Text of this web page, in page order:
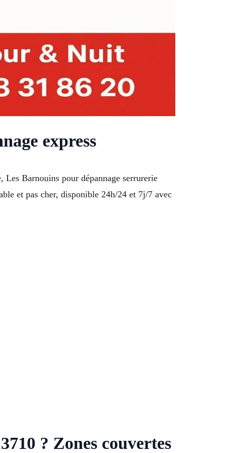
express
Barnouins pour dépannage serrurerie
et pas cher, disponible 24h/24 et 7j/7 avec
? Zones couvertes